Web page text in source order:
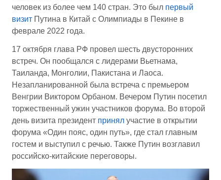
человек из более чем 140 стран. Это был первый
визит Путина в Китай с Олимпиады в Пекине в
феврале 2022 года.
17 октября глава РФ провел шесть двусторонних
встреч. Он пообщался с лидерами Вьетнама,
Таиланда, Монголии, Пакистана и Лаоса.
Незапланированной была встреча с премьером
Венгрии Виктором Орбаном. Вечером Путин посетил
торжественный ужин участников форума. Во второй
день визита президент принял участие в открытии
форума «Один пояс, один путь», где стал главным
гостем и выступил с речью. Также Путин возглавил
российско-китайские переговоры.